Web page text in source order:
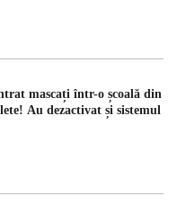
mascați într-o școală din
Au dezactivat și sistemul